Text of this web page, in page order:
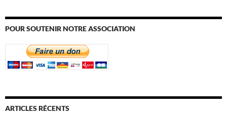
POUR SOUTENIR NOTRE ASSOCIATION
ARTICLES RÉCENTS